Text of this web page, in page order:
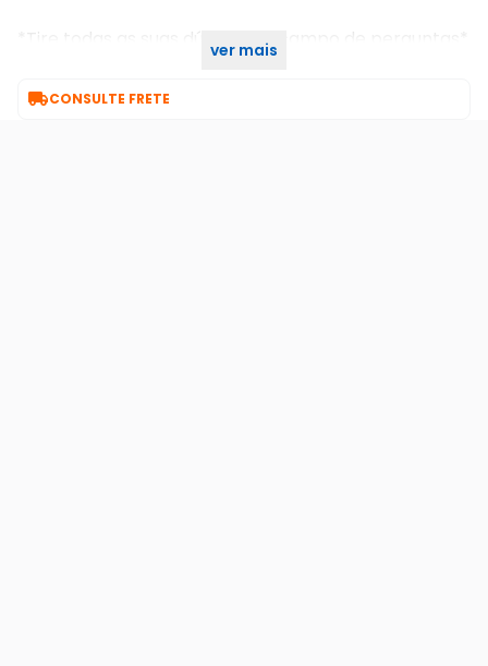
*Tire todas as suas dúvidas no campo de perguntas*
ver mais
CONSULTE FRETE